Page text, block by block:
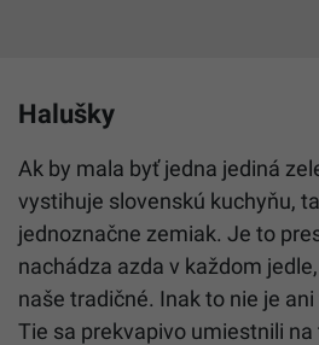
Halušky
Ak by mala byť jedna jediná
vystihuje slovenskú kuchyňu,
jednoznačne zemiak. Je to
nachádza azda v každom
naše tradičné. Inak to nie je
Tie sa prekvapivo umiestnili